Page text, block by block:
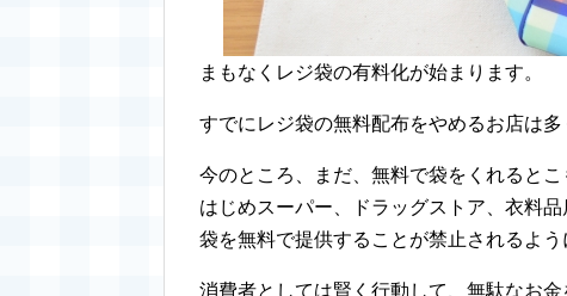
まもなくレジ袋の有料化が始まります。
すでにレジ袋の無料配布をやめるお店は多
今のところ、まだ、無料で袋をくれると
はじめスーパー、ドラッグストア、衣料
袋を無料で提供することが禁止されるよう
消費者としては賢く行動して、無駄なお